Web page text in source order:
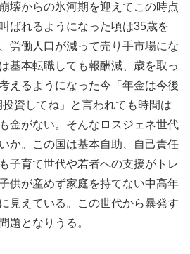
壊からの氷河期を迎えてこの時点
ばれるようになった頃は35歳を
労働人口が減って売り手市場にな
基本転職しても報酬減、歳を取っ
えるようになった今「年金は今後
資してね」と言われても時間は
金がない。そんなロスジェネ世代
か。この国は基本自助、自己責任
子育て世代や若者への支援がトレ
供が産めず家庭を持てない中高年
見えている。この世代から暴発す
題となりうる。